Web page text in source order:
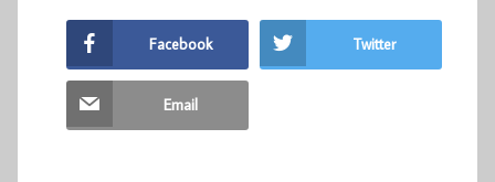
Facebook Twitter
Email